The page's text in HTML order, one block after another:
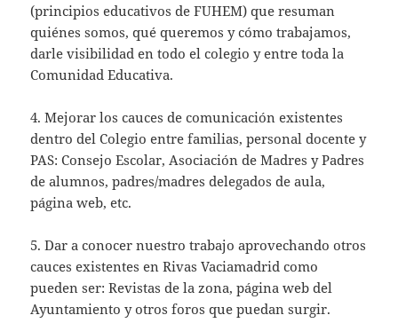
(principios educativos de FUHEM) que resuman
quiénes somos, qué queremos y cómo trabajamos,
darle visibilidad en todo el colegio y entre toda la
Comunidad Educativa.
4. Mejorar los cauces de comunicación existentes
dentro del Colegio entre familias, personal docente y
PAS: Consejo Escolar, Asociación de Madres y Padres
de alumnos, padres/madres delegados de aula,
página web, etc.
5. Dar a conocer nuestro trabajo aprovechando otros
cauces existentes en Rivas Vaciamadrid como
pueden ser: Revistas de la zona, página web del
Ayuntamiento y otros foros que puedan surgir.